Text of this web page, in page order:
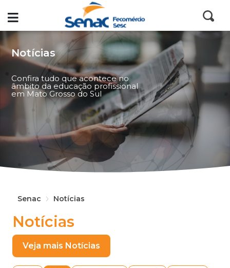
Notícias
Confira tudo que acontece no
âmbito da educação profissional
em Mato Grosso do Sul
Senac Notícias
Notícias
Veja mais Notícias